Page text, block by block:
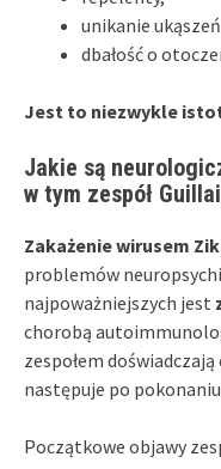
unikanie
dbałość o
Jest to niezwykle
Jakie są
w tym zespół
Zakażenie wirusem
problemów
najpoważniejszych jest
chorobą
zespołem
następuje po pokonaniu
Początkowe objawy